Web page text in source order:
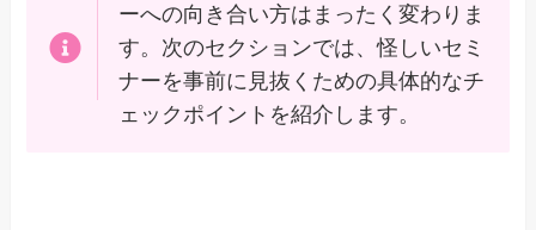
ーへの向き合い方はまったく変わりま
す。次のセクションでは、怪しいセミ
ナーを事前に見抜くための具体的なチ
ェックポイントを紹介します。